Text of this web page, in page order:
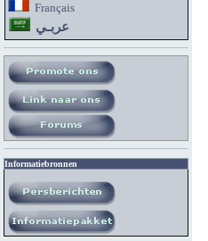
Français
عربـي
Informatiebronnen